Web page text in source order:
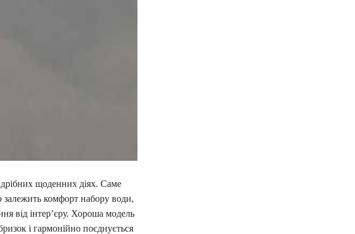
щоденних діях. Саме
залежить комфорт набору води,
від інтер’єру. Хороша модель
і гармонійно поєднується